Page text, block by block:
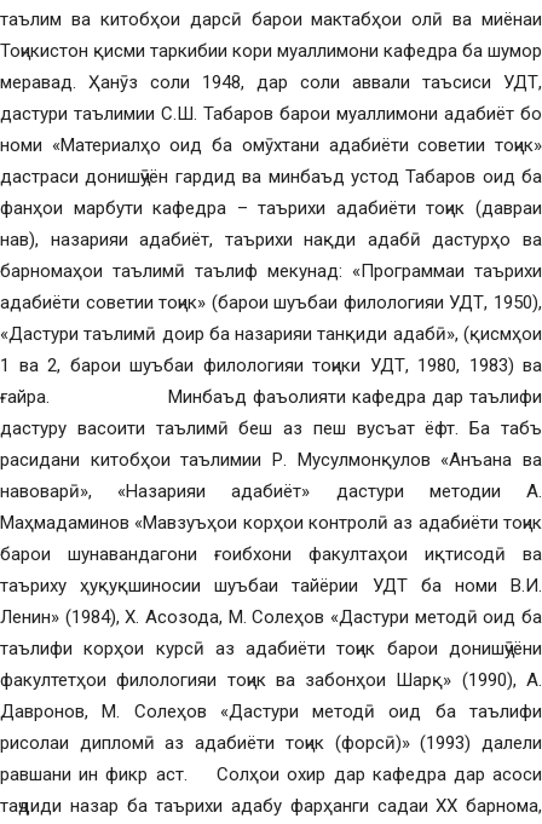
таълим ва китобҳои дарсӣ барои мактабҳои олӣ ва миёнаи
Тоҷикистон қисми таркибии кори муаллимони кафедра ба шумор
меравад. Ҳанӯз соли 1948, дар соли аввали таъсиси УДТ,
дастури таълимии С.Ш. Табаров барои муаллимони адабиёт бо
номи «Материалҳо оид ба омӯхтани адабиёти советии тоҷик»
дастраси донишҷӯён гардид ва минбаъд устод Табаров оид ба
фанҳои марбути кафедра – таърихи адабиёти тоҷик (давраи
нав), назарияи адабиёт, таърихи нақди адабӣ дастурҳо ва
барномаҳои таълимӣ таълиф мекунад: «Программаи таърихи
адабиёти советии тоҷик» (барои шуъбаи филологияи УДТ, 1950),
«Дастури таълимӣ доир ба назарияи танқиди адабӣ», (қисмҳои
1 ва 2, барои шуъбаи филологияи тоҷики УДТ, 1980, 1983) ва
ғайра. Минбаъд фаъолияти кафедра дар таълифи
дастуру васоити таълимӣ беш аз пеш вусъат ёфт. Ба табъ
расидани китобҳои таълимии Р. Мусулмонқулов «Анъана ва
навоварӣ», «Назарияи адабиёт» дастури методии А.
Маҳмадаминов «Мавзуъҳои корҳои контролӣ аз адабиёти тоҷик
барои шунавандагони ғоибхони факултаҳои иқтисодӣ ва
таъриху ҳуқуқшиносии шуъбаи тайёрии УДТ ба номи В.И.
Ленин» (1984), Х. Асозода, М. Солеҳов «Дастури методӣ оид ба
таълифи корҳои курсӣ аз адабиёти тоҷик барои донишҷӯёни
факултетҳои филологияи тоҷик ва забонҳои Шарқ» (1990), А.
Давронов, М. Солеҳов «Дастури методӣ оид ба таълифи
рисолаи дипломӣ аз адабиёти тоҷик (форсӣ)» (1993) далели
равшани ин фикр аст. Солҳои охир дар кафедра дар асоси
таҷдиди назар ба таърихи адабу фарҳанги садаи ХХ барнома,